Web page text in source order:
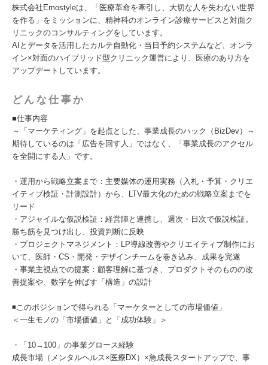
株式会社Emostyleは、「医療革命を牽引し、大切な人を失わない世界
を作る」をミッションに、精神科のオンライン診療サービスと対面ク
リニックのコンサルティングをしています。
AIとデータを活用したカルテ自動化・当日予約システムなど、オンラ
イン×対面のハイブリッド型クリニック運営により、医療のあり方を
アップデートしています。
どんな仕事か
■仕事内容
～「マーケティング」を起点とした、事業成長のハック（BizDev）～
期待しているのは「広告を回す人」ではなく、「事業成長のアクセル
を全開にする人」です。
・運用から戦略立案まで：主要媒体の運用実務（入札・予算・クリエ
イティブ検証・計測設計）から、LTV最大化のための戦略立案までを
リード
・アジャイルな仮説検証：経営陣と連携し、週次・日次で仮説検証。
勝ち筋を見つけ出し、投資判断に反映
・プロジェクトマネジメント：LP導線改善やクリエイティブ制作にお
いて、医師・CS・開発・デザインチームを巻き込み、成果を完遂
・事業主視点での提案：顧客理解に基づき、プロダクトそのものの改
善提案や、数字を伸ばす「構造」の設計
◾️このポジションで得られる「マーケターとしての市場価値」
＜一生モノの「市場価値」と「成功体験」＞
・「10→100」の事業グロース経験
成長市場（メンタルヘルス×医療DX）×急成長スタートアップで、事